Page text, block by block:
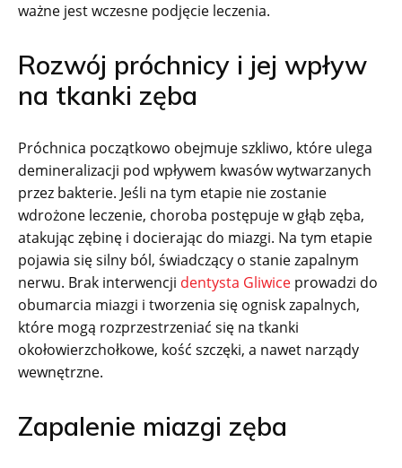
ważne jest wczesne podjęcie leczenia.
Rozwój próchnicy i jej wpływ
na tkanki zęba
Próchnica początkowo obejmuje szkliwo, które ulega
demineralizacji pod wpływem kwasów wytwarzanych
przez bakterie. Jeśli na tym etapie nie zostanie
wdrożone leczenie, choroba postępuje w głąb zęba,
atakując zębinę i docierając do miazgi. Na tym etapie
pojawia się silny ból, świadczący o stanie zapalnym
nerwu. Brak interwencji dentysta Gliwice prowadzi do
obumarcia miazgi i tworzenia się ognisk zapalnych,
które mogą rozprzestrzeniać się na tkanki
okołowierzchołkowe, kość szczęki, a nawet narządy
wewnętrzne.
Zapalenie miazgi zęba